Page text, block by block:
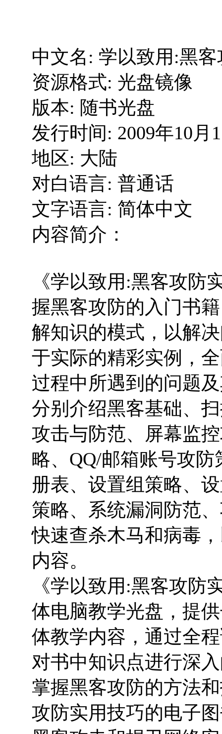
中文名: 学以致用:黑
资源格式: 光盘镜像
版本: 随书光盘
发行时间: 2009年10月
地区: 大陆
对白语言: 普通话
文字语言: 简体中文
内容简介：
《学以致用:黑客攻防
握黑客攻防的入门书
解知识的模式，以解
于实际的精彩实例，
过程中所遇到的问题
分别介绍黑客基础、
攻击与防范、屏幕监
略、QQ/邮箱账号攻
册表、设置组策略、
策略、系统漏洞防范
快速查杀木马和病毒
内容。
《学以致用:黑客攻防
体电脑教学光盘，提
体教学内容，通过全
对书中知识点进行深
掌握黑客攻防的方法
攻防实用技巧的电子